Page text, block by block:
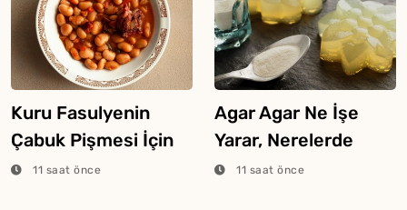
Kuru Fasulyenin
Çabuk Pişmesi İçin
Püf Noktaları
11 saat önce
Agar Agar Ne İşe
Yarar, Nerelerde
Kullanılır?
11 saat önce